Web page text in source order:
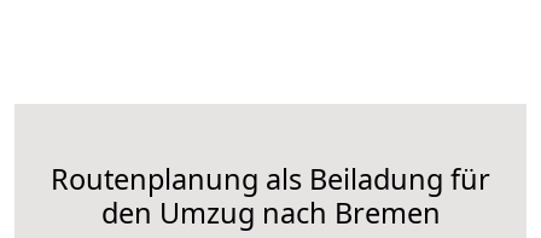
Routenplanung als Beiladung für
den Umzug nach Bremen